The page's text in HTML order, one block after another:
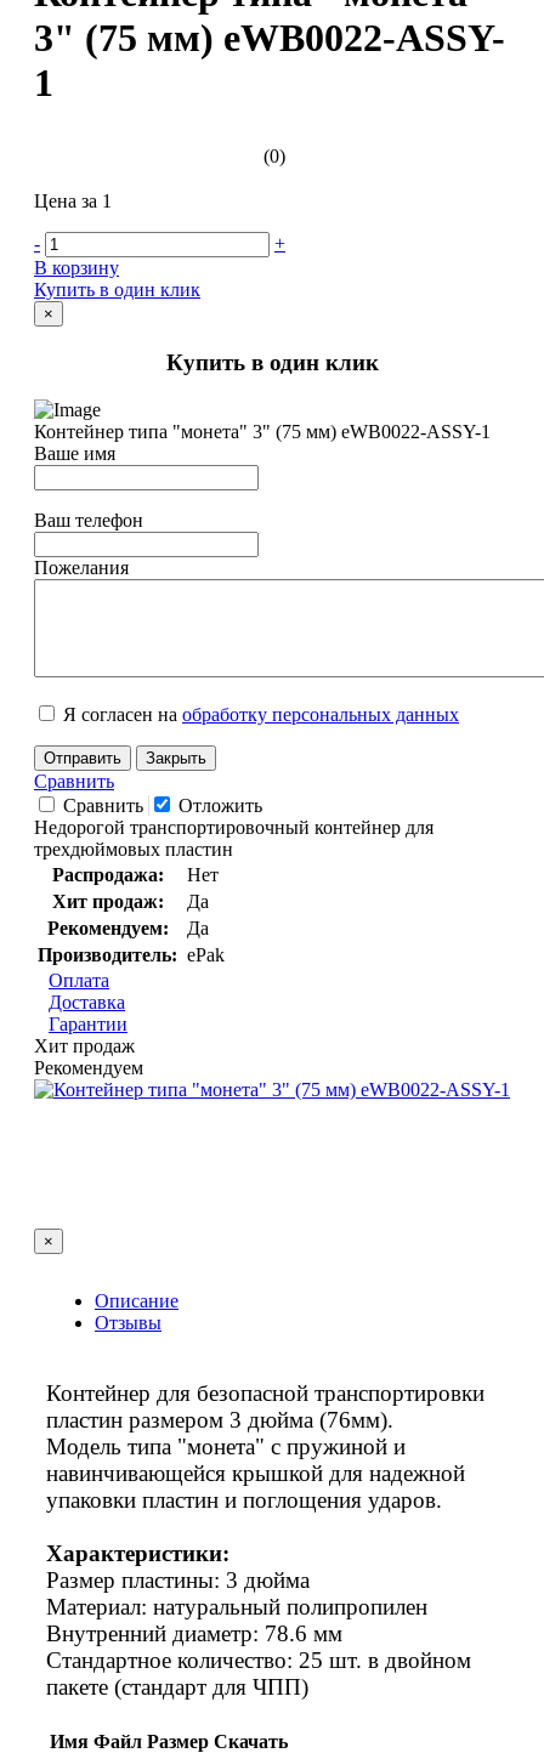
3" (75 мм) eWB0022-ASSY-
1
(0)
Цена за 1
-
+
В корзину
Купить в один клик
×
Купить в один клик
Контейнер типа "монета" 3" (75 мм) eWB0022-ASSY-1
Ваше имя
Ваш телефон
Пожелания
Я согласен на обработку персональных данных
Отправить Закрыть
Сравнить
Сравнить
Отложить
Недорогой транспортировочный контейнер для
трехдюймовых пластин
Распродажа:
Нет
Хит продаж:
Да
Рекомендуем:
Да
Производитель: ePak
Оплата
Доставка
Гарантии
Хит продаж
Рекомендуем
×
Описание
Отзывы
Контейнер для безопасной транспортировки
пластин размером 3 дюйма (76мм).
Модель типа "монета" с пружиной и
навинчивающейся крышкой для надежной
упаковки пластин и поглощения ударов.
Характеристики:
Размер пластины: 3 дюйма
Материал: натуральный полипропилен
Внутренний диаметр: 78.6 мм
Стандартное количество: 25 шт. в двойном
пакете (стандарт для ЧПП)
Имя Файл Размер Скачать